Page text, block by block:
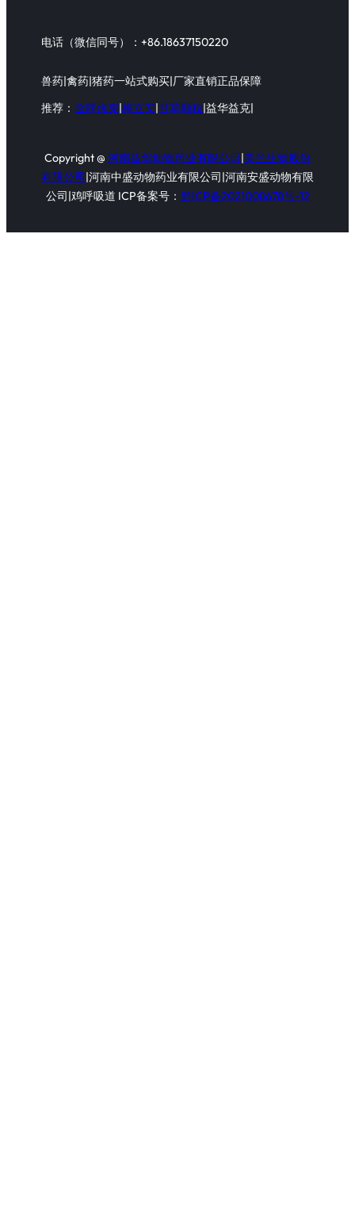
电话（微信同号）：+86.18637150220
兽药|禽药|猪药一站式购买|厂家直销正品保障
推荐： 金牌优克 梅立安 甘草颗粒 |益华益克|
Copyright @ 河南益华动物药业有限公司|美兰生物股份
有限公司|河南中盛动物药业有限公司|河南安盛动物有限
公司|鸡呼吸道 ICP备案号： 黔ICP备2021008678号-12